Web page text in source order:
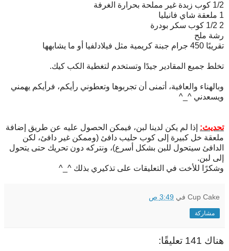
1/2 كوب زبدة غير مملحة بحرارة الغرفة
1 ملعقة شاي فانيليا
2 1/2 كوب سكر بودرة
رشة ملح
تقريبًا 450 جرام جبنة كريمية مثل فيلادلفيا أو ما يشابهها
تخلط جميع المقادير جيدًا وتستخدم لتغطية الكب كيك.
وبالهناء والعافية، أتمنى أن تجربوها وتعطوني رأيكم، فرأيكم يهمني
ويسعدني ^_^
تحديث: إذا لم يكن لدينا لبن، فيمكن الحصول عليه عن طريق إضافة
ملعقة خل كبيرة إلى كوب حليب دافئ (وممكن غير دافئ، لكن
الدافئ سيتحول للبن بشكل أسرع)، ونتركه دون تحريك حتى يتحول
إلى لبن.
وشكرًا للأخت في التعليقات على تذكيري بذلك ^_^
Cup Cake في 3:49 ص
مشاركة
هناك 141 تعليقًا: